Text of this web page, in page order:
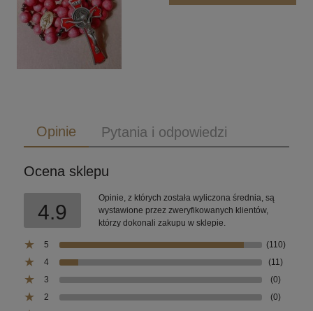
Opinie Pytania i odpowiedzi
Ocena sklepu
4.9
Opinie, z których została wyliczona średnia, są
wystawione przez zweryfikowanych klientów,
którzy dokonali zakupu w sklepie.
5
(110)
4
(11)
3
(0)
2
(0)